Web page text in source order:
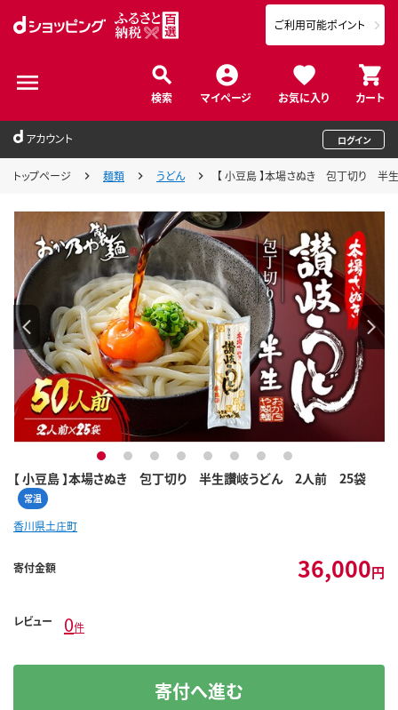
検索 マイページ お気に入り カート
ご利用可能ポイント
アカウント ログイン
トップページ 麺類 うどん 【 小豆島 】本場さぬき 包丁切り
【 小豆島 】本場さぬき 包丁切り 半生讃岐うどん 2人前 25袋
常温
1 2 3 4 5 6 7 8
香川県土庄町
寄付金額 36,000円
レビュー 0件
寄付へ進む